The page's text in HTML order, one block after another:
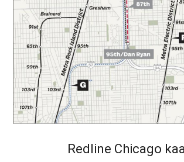
Redline Chicago